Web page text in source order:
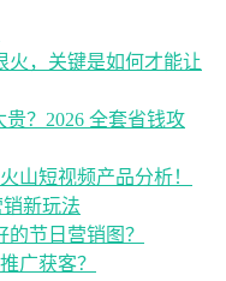
火，关键是如何才能让
贵？2026 全套省钱攻
山短视频产品分析！
新玩法
节日营销图？
广获客？